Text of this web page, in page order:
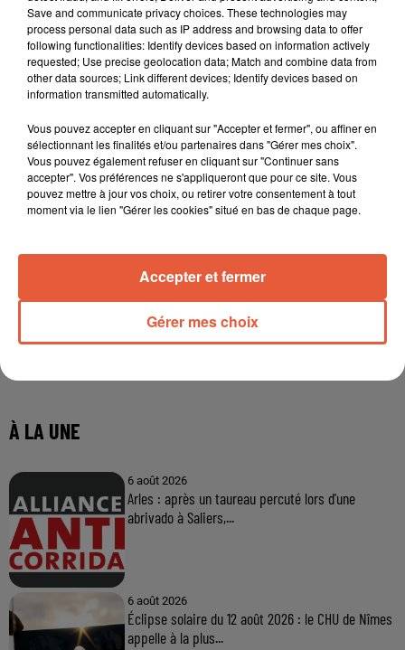
À LA UNE
6 août 2026
Arles : après un taureau percuté lors d'une
abrivado à Saliers,...
6 août 2026
Éclipse solaire du 12 août 2026 : le CHU de Nîmes
appelle à la plus...
Save and communicate privacy choices. These technologies may
process personal data such as IP address and browsing data to offer
following functionalities: Identify devices based on information actively
requested; Use precise geolocation data; Match and combine data from
other data sources; Link different devices; Identify devices based on
information transmitted automatically.
Vous pouvez accepter en cliquant sur "Accepter et fermer", ou affiner en
sélectionnant les finalités et/ou partenaires dans "Gérer mes choix".
Vous pouvez également refuser en cliquant sur "Continuer sans
accepter". Vos préférences ne s'appliqueront que pour ce site. Vous
pouvez mettre à jour vos choix, ou retirer votre consentement à tout
moment via le lien "Gérer les cookies" situé en bas de chaque page.
Gérer mes choix
Accepter et fermer